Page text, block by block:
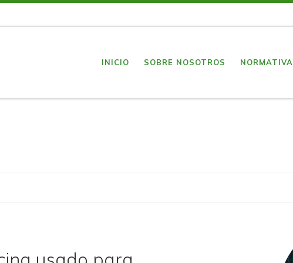
INICIO SOBRE NOSOTROS NORMATIVA